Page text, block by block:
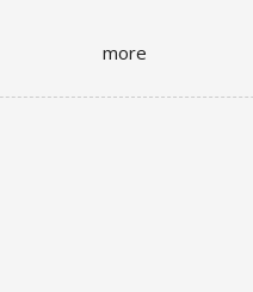
more